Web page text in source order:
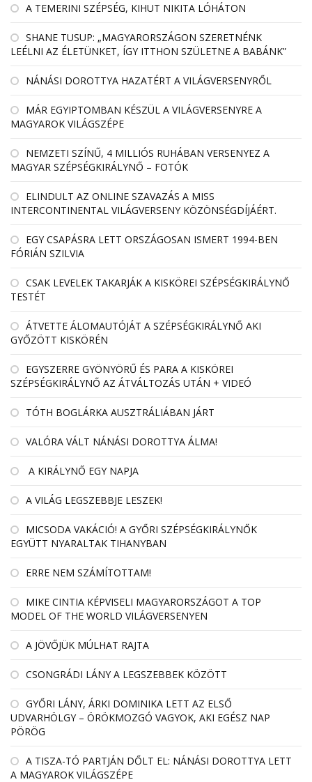
A TEMERINI SZÉPSÉG, KIHUT NIKITA LÓHÁTON
SHANE TUSUP: „MAGYARORSZÁGON SZERETNÉNK
LEÉLNI AZ ÉLETÜNKET, ÍGY ITTHON SZÜLETNE A BABÁNK”
NÁNÁSI DOROTTYA HAZATÉRT A VILÁGVERSENYRŐL
MÁR EGYIPTOMBAN KÉSZÜL A VILÁGVERSENYRE A
MAGYAROK VILÁGSZÉPE
NEMZETI SZÍNŰ, 4 MILLIÓS RUHÁBAN VERSENYEZ A
MAGYAR SZÉPSÉGKIRÁLYNŐ – FOTÓK
ELINDULT AZ ONLINE SZAVAZÁS A MISS
INTERCONTINENTAL VILÁGVERSENY KÖZÖNSÉGDÍJÁÉRT.
EGY CSAPÁSRA LETT ORSZÁGOSAN ISMERT 1994-BEN
FÓRIÁN SZILVIA
CSAK LEVELEK TAKARJÁK A KISKÖREI SZÉPSÉGKIRÁLYNŐ
TESTÉT
ÁTVETTE ÁLOMAUTÓJÁT A SZÉPSÉGKIRÁLYNŐ AKI
GYŐZÖTT KISKÖRÉN
EGYSZERRE GYÖNYÖRŰ ÉS PARA A KISKÖREI
SZÉPSÉGKIRÁLYNŐ AZ ÁTVÁLTOZÁS UTÁN + VIDEÓ
TÓTH BOGLÁRKA AUSZTRÁLIÁBAN JÁRT
VALÓRA VÁLT NÁNÁSI DOROTTYA ÁLMA!
A KIRÁLYNŐ EGY NAPJA
A VILÁG LEGSZEBBJE LESZEK!
MICSODA VAKÁCIÓ! A GYŐRI SZÉPSÉGKIRÁLYNŐK
EGYÜTT NYARALTAK TIHANYBAN
ERRE NEM SZÁMÍTOTTAM!
MIKE CINTIA KÉPVISELI MAGYARORSZÁGOT A TOP
MODEL OF THE WORLD VILÁGVERSENYEN
A JÖVŐJÜK MÚLHAT RAJTA
CSONGRÁDI LÁNY A LEGSZEBBEK KÖZÖTT
GYŐRI LÁNY, ÁRKI DOMINIKA LETT AZ ELSŐ
UDVARHÖLGY – ÖRÖKMOZGÓ VAGYOK, AKI EGÉSZ NAP
PÖRÖG
A TISZA-TÓ PARTJÁN DŐLT EL: NÁNÁSI DOROTTYA LETT
A MAGYAROK VILÁGSZÉPE